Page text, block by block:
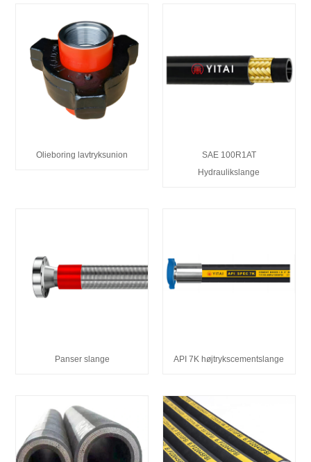
Olieboring lavtryksunion
SAE 100R1AT
Hydraulikslange
Panser slange API 7K højtrykscementslange